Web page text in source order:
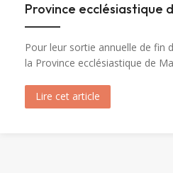
Province ecclésiastique
Pour leur sortie annuelle de fin
la Province ecclésiastique de
Lire cet article